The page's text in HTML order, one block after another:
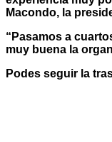
Macondo, la
“Pasamos a
muy buena la
Podes seguir la